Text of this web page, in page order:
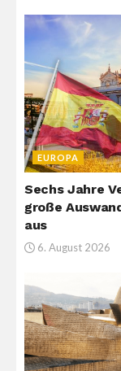
EUROPA
Sechs Jahre
große
aus
6. August 2026